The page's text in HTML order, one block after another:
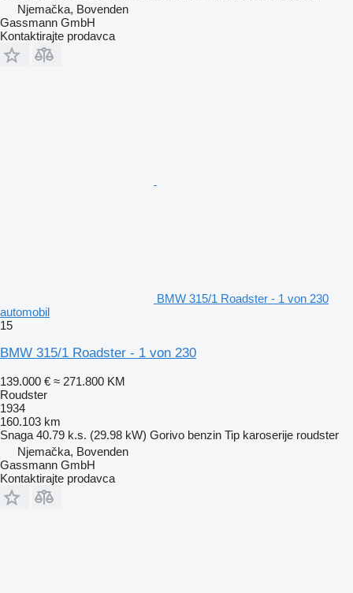
Njemačka, Bovenden
Gassmann GmbH
Kontaktirajte prodavca
BMW 315/1 Roadster - 1 von 230
automobil
15
BMW 315/1 Roadster - 1 von 230
139.000 € ≈ 271.800 KM
Roudster
1934
160.103 km
Snaga 40.79 k.s. (29.98 kW) Gorivo benzin Tip karoserije roudster
Njemačka, Bovenden
Gassmann GmbH
Kontaktirajte prodavca